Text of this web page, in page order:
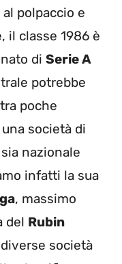
polpaccio e
il classe 1986 è
di Serie A
potrebbe
poche
società di
nazionale
infatti la sua
, massimo
del Rubin
società